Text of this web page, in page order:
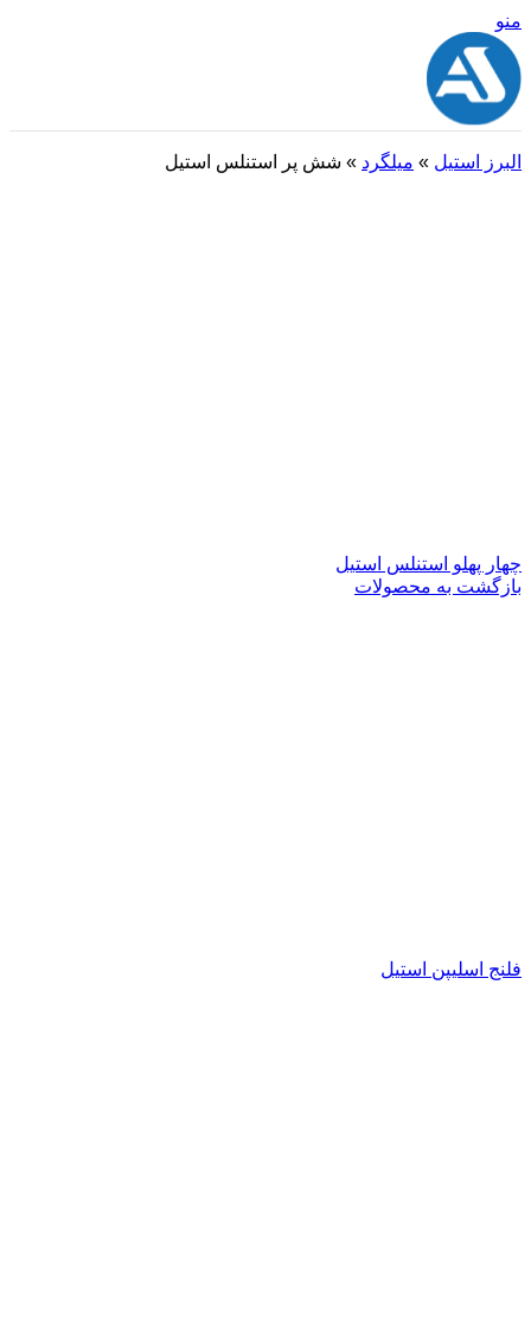
منو
البرز استیل » میلگرد » شش پر استنلس استیل
چهار پهلو استنلس استیل
بازگشت به محصولات
فلنج اسلیپن استیل